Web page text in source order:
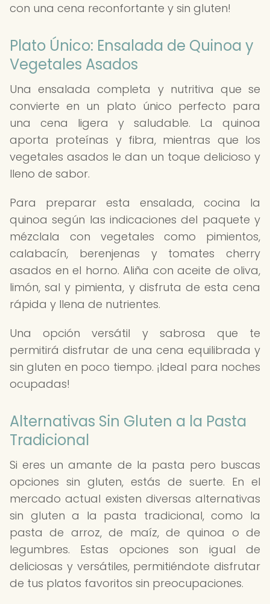
con una cena reconfortante y sin gluten!
Plato Único: Ensalada de Quinoa y
Vegetales Asados
Una ensalada completa y nutritiva que se
convierte en un plato único perfecto para
una cena ligera y saludable. La quinoa
aporta proteínas y fibra, mientras que los
vegetales asados le dan un toque delicioso y
lleno de sabor.
Para preparar esta ensalada, cocina la
quinoa según las indicaciones del paquete y
mézclala con vegetales como pimientos,
calabacín, berenjenas y tomates cherry
asados en el horno. Aliña con aceite de oliva,
limón, sal y pimienta, y disfruta de esta cena
rápida y llena de nutrientes.
Una opción versátil y sabrosa que te
permitirá disfrutar de una cena equilibrada y
sin gluten en poco tiempo. ¡Ideal para noches
ocupadas!
Alternativas Sin Gluten a la Pasta
Tradicional
Si eres un amante de la pasta pero buscas
opciones sin gluten, estás de suerte. En el
mercado actual existen diversas alternativas
sin gluten a la pasta tradicional, como la
pasta de arroz, de maíz, de quinoa o de
legumbres. Estas opciones son igual de
deliciosas y versátiles, permitiéndote disfrutar
de tus platos favoritos sin preocupaciones.